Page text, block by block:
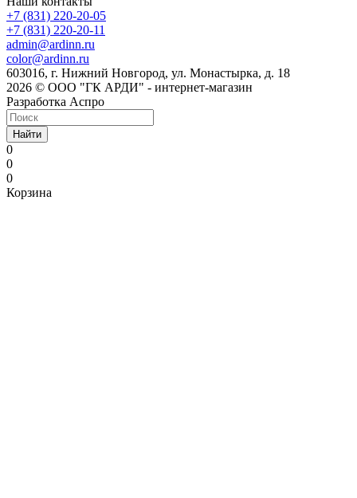
+7 (831) 220-20-05
+7 (831) 220-20-11
admin@ardinn.ru
color@ardinn.ru
603016, г. Нижний Новгород, ул. Монастырка, д. 18
2026 © ООО "ГК АРДИ" - интернет-магазин
Разработка Аспро
Найти
0
0
0
Корзина